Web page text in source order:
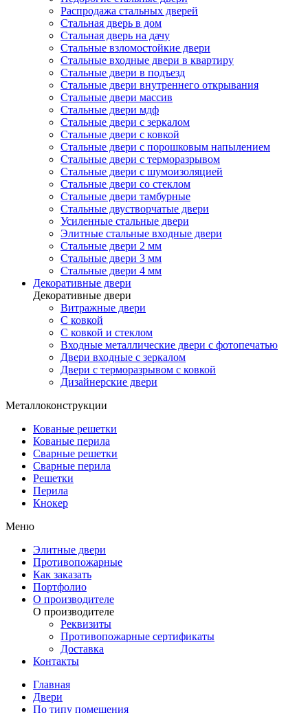
Распродажа стальных дверей
Стальная дверь в дом
Стальная дверь на дачу
Стальные взломостойкие двери
Стальные входные двери в квартиру
Стальные двери в подъезд
Стальные двери внутреннего открывания
Стальные двери массив
Стальные двери мдф
Стальные двери с зеркалом
Стальные двери с ковкой
Стальные двери с порошковым напылением
Стальные двери с терморазрывом
Стальные двери с шумоизоляцией
Стальные двери со стеклом
Стальные двери тамбурные
Стальные двустворчатые двери
Усиленные стальные двери
Элитные стальные входные двери
Стальные двери 2 мм
Стальные двери 3 мм
Стальные двери 4 мм
Декоративные двери
Декоративные двери
Витражные двери
С ковкой
С ковкой и стеклом
Входные металлические двери с фотопечатью
Двери входные с зеркалом
Двери с терморазрывом с ковкой
Дизайнерские двери
Металлоконструкции
Кованые решетки
Кованые перила
Сварные решетки
Сварные перила
Решетки
Перила
Кнокер
Меню
Элитные двери
Противопожарные
Как заказать
Портфолио
О производителе
О производителе
Реквизиты
Противопожарные сертификаты
Доставка
Контакты
Главная
Двери
По типу помещения